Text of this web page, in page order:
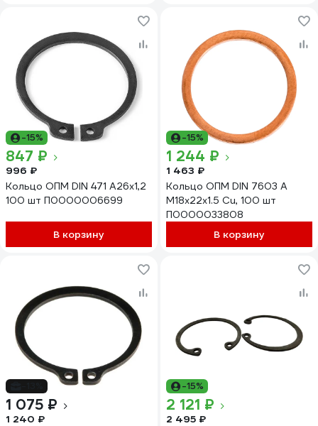
-15%
847 ₽
996 ₽
Кольцо ОПМ DIN 471 А26x1,2
100 шт П0000006699
В корзину
-15%
1 244 ₽
1 463 ₽
Кольцо ОПМ DIN 7603 A
М18x22x1.5 Cu, 100 шт
П0000033808
В корзину
1 075 ₽
1 240 ₽
-15%
2 121 ₽
2 495 ₽